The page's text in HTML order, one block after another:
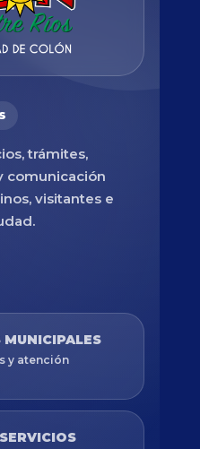
trámites,
comunicación
visitantes e
y atención